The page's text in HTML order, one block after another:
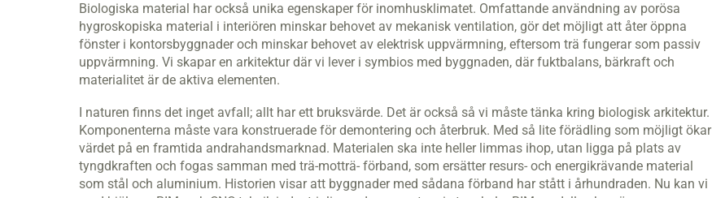
Biologiska material har också unika egenskaper för inomhusklimatet. Omfattande användning av porösa
hygroskopiska material i interiören minskar behovet av mekanisk ventilation, gör det möjligt att åter öppna
fönster i kontorsbyggnader och minskar behovet av elektrisk uppvärmning, eftersom trä fungerar som passiv
uppvärmning. Vi skapar en arkitektur där vi lever i symbios med byggnaden, där fuktbalans, bärkraft och
materialitet är de aktiva elementen.
I naturen finns det inget avfall; allt har ett bruksvärde. Det är också så vi måste tänka kring biologisk arkitektur.
Komponenterna måste vara konstruerade för demontering och återbruk. Med så lite förädling som möjligt ökar
värdet på en framtida andrahandsmarknad. Materialen ska inte heller limmas ihop, utan ligga på plats av
tyngdkraften och fogas samman med trä-motträ- förband, som ersätter resurs- och energikrävande material
som stål och aluminium. Historien visar att byggnader med sådana förband har stått i århundraden. Nu kan vi